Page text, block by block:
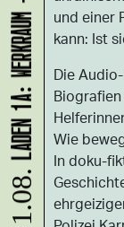
und einer
kann: Ist
Die
Wie
In doku-